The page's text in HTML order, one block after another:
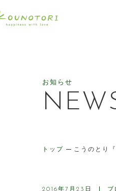
幸せをはこぶ
お知らせ
トップ こうのとり
2016年7月23日 ブ